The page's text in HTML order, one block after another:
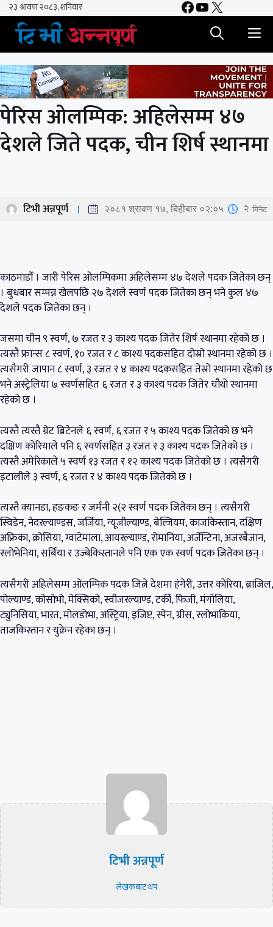
Skip
content
Facebook
YouTube
X
पेरिस ओलम्पिक: अहिलेसम्म ४७
देशले जिते पदक, चीन शिर्ष स्थानमा
टिभी अन्नपूर्ण २०८१ श्रावण १७, बिहीबार ०२:०५ 2 मिनेट
काठमाडौँ । जारी पेरिस ओलम्पिकमा अहिलेसम्म ४७ देशले पदक जितेका छन्
। बुधबार सम्पन्न खेलपछि २७ देशले स्वर्ण पदक जितेका छन् भने कुल ४७
देशले पदक जितेका छन् ।
जसमा चीन ९ स्वर्ण, ७ रजत र ३ काश्य पदक जितेर शिर्ष स्थानमा रहेको छ ।
त्यस्तै फ्रान्स ८ स्वर्ण, १० रजत र ८ काश्य पदकसहित दोस्रो स्थानमा रहेको छ ।
त्यसैगरी जापान ८ स्वर्ण, ३ रजत र ४ काश्य पदकसहित तेस्रो स्थानमा रहेको छ
भने अस्ट्रेलिया ७ स्वर्णसहित ६ रजत र ३ काश्य पदक जितेर चौथो स्थानमा
रहेको छ ।
त्यस्तै त्यस्तै ग्रेट ब्रिटेनले ६ स्वर्ण, ६ रजत र ५ काश्य पदक जितेको छ भने
दक्षिण कोरियाले पनि ६ स्वर्णसहित ३ रजत र ३ काश्य पदक जितेको छ ।
त्यस्तै अमेरिकाले ५ स्वर्ण १३ रजत र १२ काश्य पदक जितेको छ । त्यसैगरी
इटालीले ३ स्वर्ण, ६ रजत र ४ काश्य पदक जितेको छ ।
त्यस्तै क्यानडा, हङकङ र जर्मनी २(२ स्वर्ण पदक जितेका छन् । त्यसैगरी
स्विडेन, नेदरल्याण्डस, जर्जिया, न्यूजील्याण्ड, बेल्जियम, काजकिस्तान, दक्षिण
अफ्रिका, क्रोसिया, ग्वाटेमाला, आयरल्याण्ड, रोमानिया, अर्जेन्टिना, अजरबैजान,
स्लोभेनिया, सर्बिया र उज्बेकिस्तानले पनि एक एक स्वर्ण पदक जितेका छन् ।
त्यसैगरी अहिलेसम्म ओलम्पिक पदक जित्ने देशमा हंगेरी, उत्तर कोरिया, ब्राजिल,
पोल्याण्ड, कोसोभो, मेक्सिको, स्वीजरल्याण्ड, टर्की, फिजी, मंगोलिया,
ट्युनिसिया, भारत, मोलडोभा, अस्ट्रिया, इजिप्ट, स्पेन, ग्रीस, स्लोभाकिया,
ताजकिस्तान र युक्रेन रहेका छन् ।
टिभी अन्नपूर्ण
लेखकबाट थप